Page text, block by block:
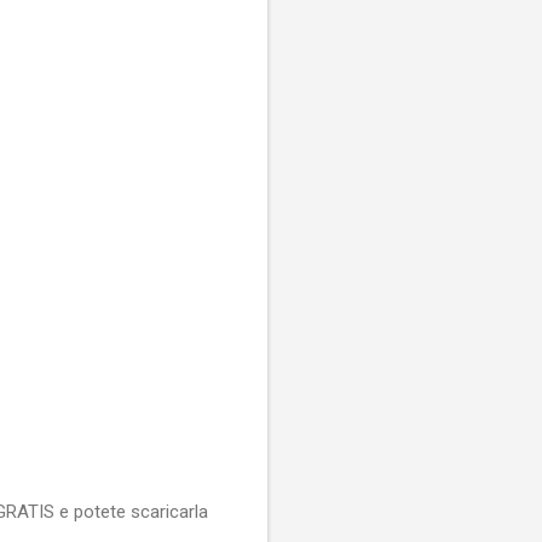
e potete scaricarla